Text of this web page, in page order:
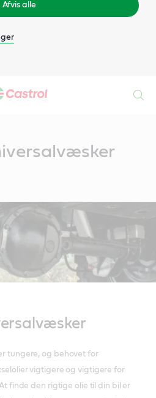
Afvis alle
tungere, og behovet for
vigtigere og vigtigere for
finde den rigtige olie til din bil er